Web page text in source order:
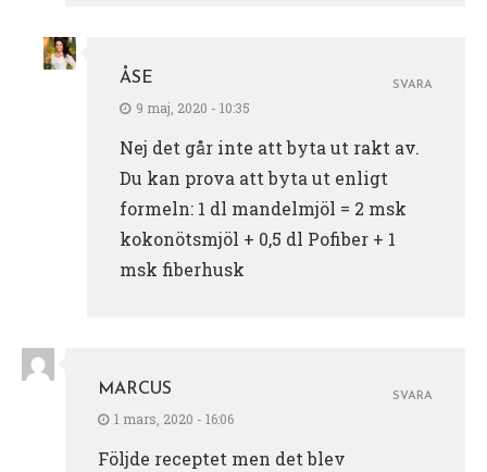
ÅSE
9 maj, 2020 - 10:35
Nej det går inte att byta ut rakt av.
Du kan prova att byta ut enligt
formeln: 1 dl mandelmjöl = 2 msk
kokonötsmjöl + 0,5 dl Pofiber + 1
msk fiberhusk
SVARA
MARCUS
1 mars, 2020 - 16:06
Följde receptet men det blev
SVARA